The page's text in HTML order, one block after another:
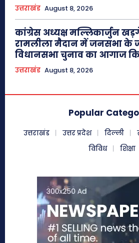
उत्तराखंड August 8, 2026
कांग्रेस अध्यक्ष मल्लिकार्जुन
रामलीला मैदान में जनसभा के
विधानसभा चुनाव का आगाज
उत्तराखंड August 8, 2026
Popular
उत्तराखंड उत्तर प्रदेश दिल्ली
विविध
शिक्षा